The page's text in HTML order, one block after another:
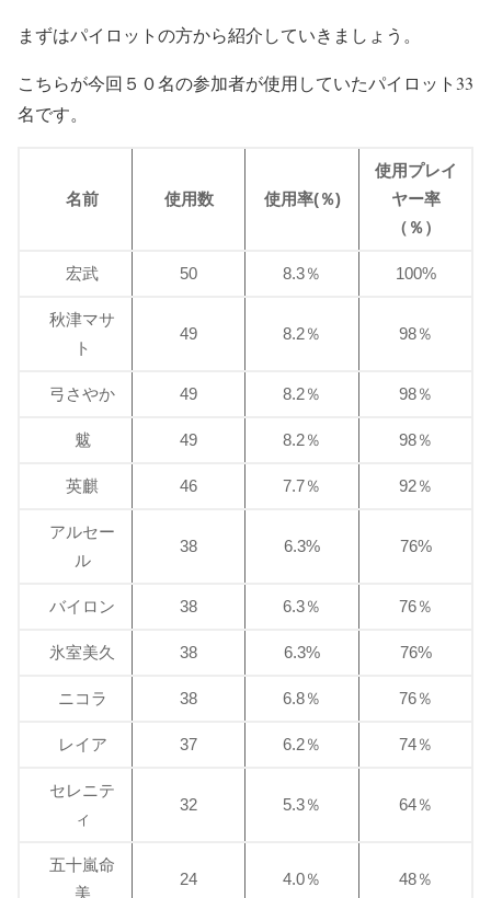
まずはパイロットの方から紹介していきましょう。
こちらが今回５０名の参加者が使用していたパイロット33
名です。
名前 使用数 使用率(％)
使用プレイ
ヤー率
（％）
宏武 50 8.3％ 100%
秋津マサ
ト
49 8.2％ 98％
弓さやか 49 8.2％ 98％
魃 49 8.2％ 98％
英麒 46 7.7％ 92％
アルセー
ル
38 6.3% 76%
バイロン 38 6.3％ 76％
氷室美久 38 6.3% 76%
ニコラ 38 6.8％ 76％
レイア 37 6.2％ 74％
セレニテ
ィ
32 5.3％ 64％
五十嵐命
美
24 4.0％ 48％